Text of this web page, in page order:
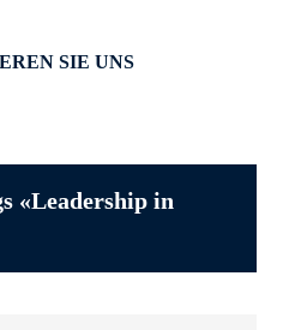
SIE UNS
«Leadership in